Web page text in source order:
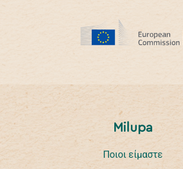
Milupa
Ποιοι είμαστε